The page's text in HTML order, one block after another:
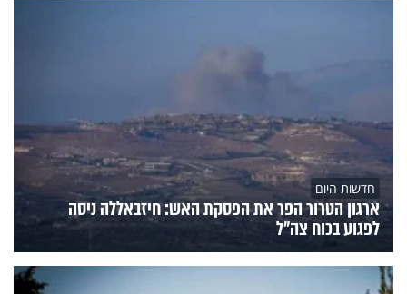
חדשות היום
ארגון הטרור הפר את הפסקת האש: חיזבאללה ניסה
לפגוע בכוח צה"ל